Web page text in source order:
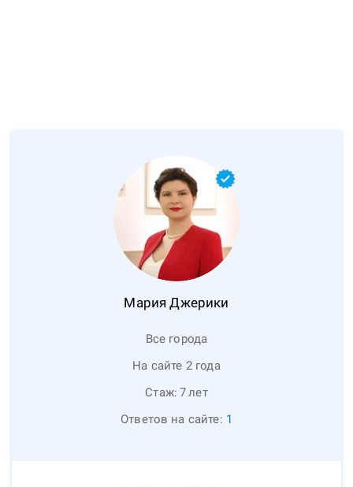
Мария Джерики
Все города
На сайте 2 года
Стаж: 7лет
Ответов на сайте: 1